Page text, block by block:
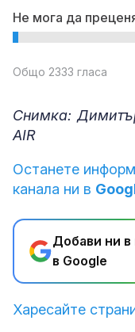
Не мога да
Общо 2333 гласа
Снимка:
AIR
Останете
канала ни в
Добави ни
в Google
Харесайте